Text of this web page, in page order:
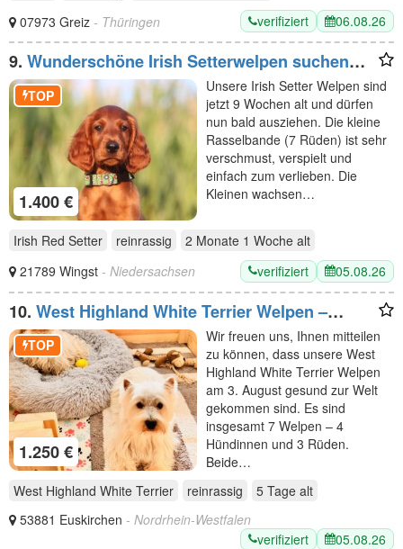
07973 Greiz - Thüringen verifiziert 06.08.26
9. Wunderschöne Irish Setterwelpen suchen
liebevolle Plätze
1.400 €
TOP
Unsere Irish Setter Welpen sind
jetzt 9 Wochen alt und dürfen
nun bald ausziehen. Die kleine
Rasselbande (7 Rüden) ist sehr
verschmust, verspielt und
einfach zum verlieben. Die
Kleinen wachsen…
Irish Red Setter reinrassig 2 Monate 1 Woche alt
21789 Wingst - Niedersachsen verifiziert 05.08.26
10. West Highland White Terrier Welpen –
Einmaliger Wurf erwartet
1.250 €
TOP
Wir freuen uns, Ihnen mitteilen
zu können, dass unsere West
Highland White Terrier Welpen
am 3. August gesund zur Welt
gekommen sind. Es sind
insgesamt 7 Welpen – 4
Hündinnen und 3 Rüden.
Beide…
West Highland White Terrier
reinrassig 5 Tage alt
53881 Euskirchen - Nordrhein-Westfalen
verifiziert
05.08.26